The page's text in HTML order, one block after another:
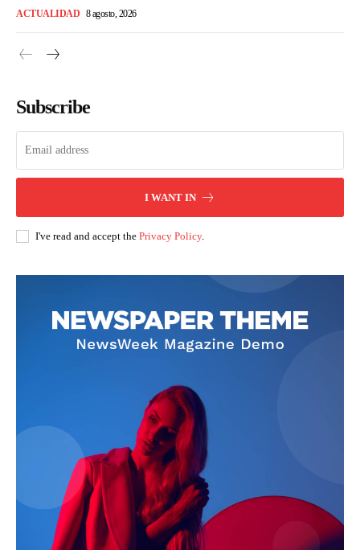
ACTUALIDAD 8 agosto, 2026
Subscribe
I WANT IN
I've read and accept the Privacy Policy.